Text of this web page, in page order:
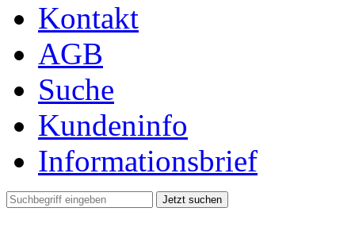
Kontakt
AGB
Suche
Kundeninfo
Informationsbrief
Jetzt suchen